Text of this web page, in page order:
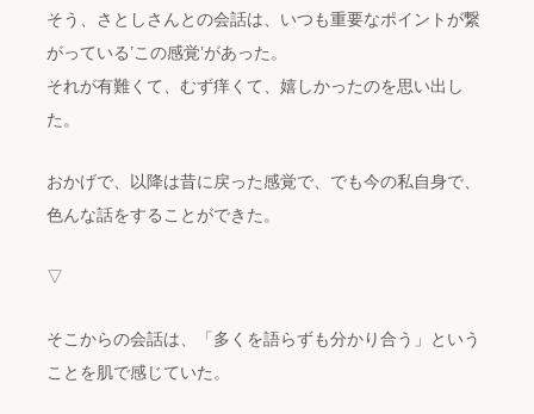
そう、さとしさんとの会話は、いつも重要なポイントが繋
がっている’この感覚’があった。
それが有難くて、むず痒くて、嬉しかったのを思い出し
た。
おかげで、以降は昔に戻った感覚で、でも今の私自身で、
色んな話をすることができた。
▽
そこからの会話は、「多くを語らずも分かり合う」という
ことを肌で感じていた。